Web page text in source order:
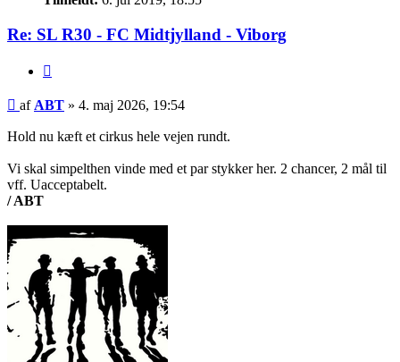
Re: SL R30 - FC Midtjylland - Viborg
Indlæg
af ABT » 4. maj 2026, 19:54
Hold nu kæft et cirkus hele vejen rundt.
Vi skal simpelthen vinde med et par stykker her. 2 chancer, 2 mål til
vff. Uacceptabelt.
/ ABT